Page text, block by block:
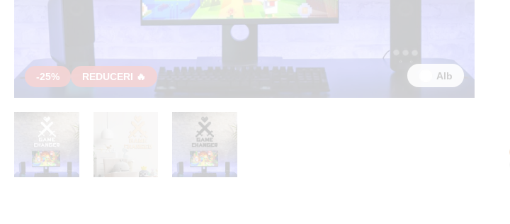
-25% REDUCERI 🔥 Alb